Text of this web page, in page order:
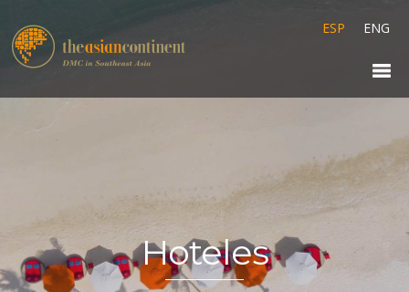
ESP ENG
Hoteles